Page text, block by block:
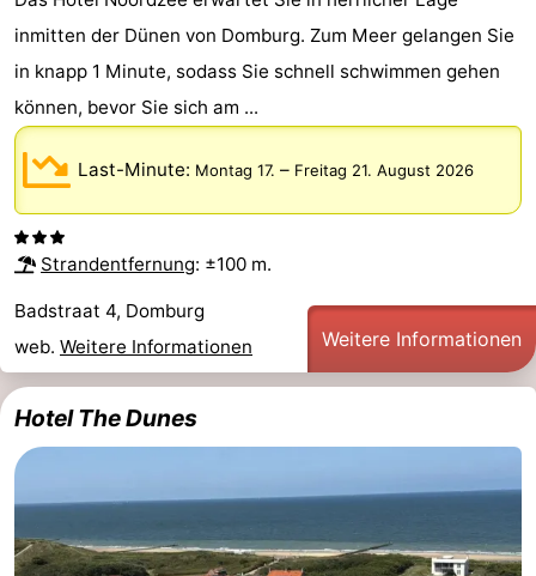
Oosterschelde
Burgh
Haamstede
-
Natur
Kop
van
Walcheren
Veere
-
Oranjezon
Oostkapelle
-
Natur
de
Mantelingen
-
Westkapelle
Zoutelande
-
Natur
-
inmitten der Dünen von Domburg. Zum Meer gelangen Sie
in knapp 1 Minute, sodass Sie schnell schwimmen gehen
können, bevor Sie sich am ...
Last-Minute: Montag 17. – Freitag 21. August 2026
Strandentfernung: ±100 m.
Badstraat 4, Domburg
web. Weitere Informationen Weitere Informationen
Hotel The Dunes